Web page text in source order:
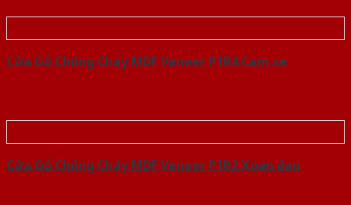
Cửa Gỗ Chống Cháy MDF Veneer P1R4 Cam xe
Cửa Gỗ Chống Cháy MDF Veneer P1R2 Xoan dao